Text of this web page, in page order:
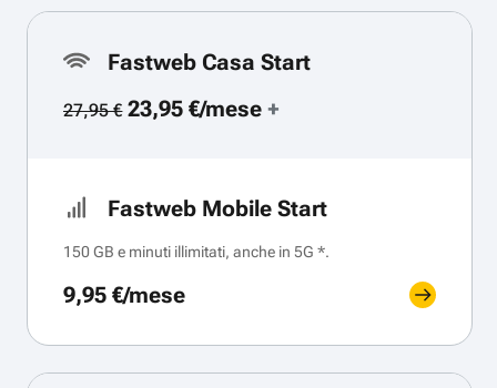
Fastweb Casa Start
27,95 €23,95 €/mese+
Fastweb Mobile Start
150 GB e minuti illimitati, anche in 5G *.
9,95 €/mese